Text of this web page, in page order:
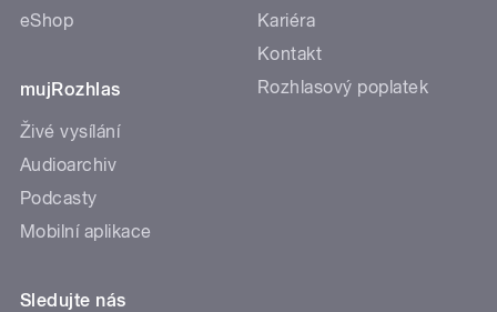
eShop
mujRozhlas
Živé vysílání
Audioarchiv
Podcasty
Mobilní aplikace
Kariéra
Kontakt
Rozhlasový poplatek
Sledujte nás